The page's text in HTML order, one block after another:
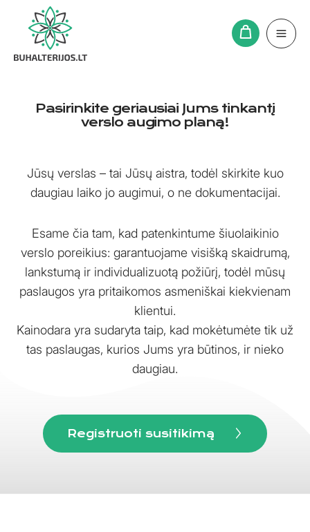
Pasirinkite geriausiai Jums tinkantį
verslo augimo planą!
Jūsų verslas – tai Jūsų aistra, todėl skirkite kuo
daugiau laiko jo augimui, o ne dokumentacijai.
Esame čia tam, kad patenkintume šiuolaikinio
verslo poreikius: garantuojame visišką skaidrumą,
lankstumą ir individualizuotą požiūrį, todėl mūsų
paslaugos yra pritaikomos asmeniškai kiekvienam
klientui.
Kainodara yra sudaryta taip, kad mokėtumėte tik už
tas paslaugas, kurios Jums yra būtinos, ir nieko
daugiau.
Registruoti susitikimą